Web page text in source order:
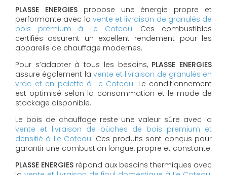
PLASSE ENERGIESpropose une énergie propre et
performante avec la vente et livraison de granulés de
bois premium à Le Coteau. Ces combustibles
certifiés assurent un excellent rendement pour les
appareils de chauffage modernes.
Pour s’adapter à tous les besoins, PLASSE ENERGIES
assure également la vente et livraison de granulés en
vrac et en palette à Le Coteau. Le conditionnement
est optimisé selon la consommation et le mode de
stockage disponible.
Le bois de chauffage reste une valeur sûre avec la
vente et livraison de bûches de bois premium et
densifié à Le Coteau. Ces produits sont conçus pour
garantir une combustion longue, propre et constante.
PLASSE ENERGIES répond aux besoins thermiques avec